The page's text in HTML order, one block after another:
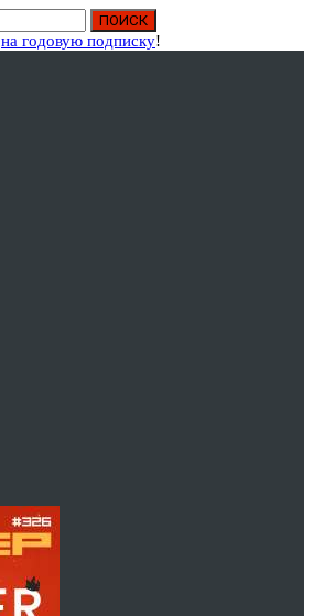
на годовую подписку!